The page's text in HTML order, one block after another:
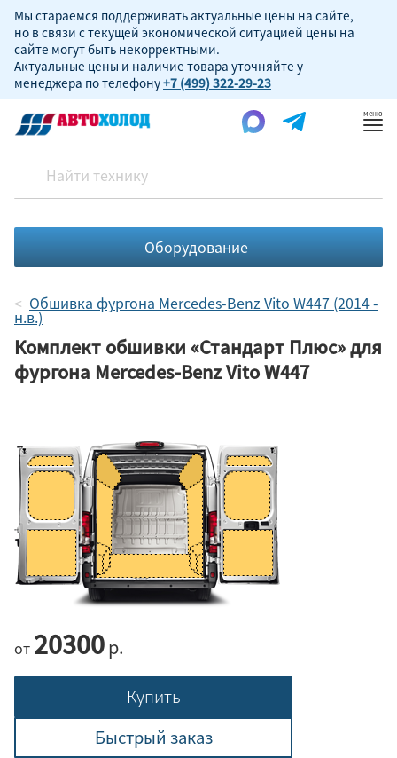
Мы стараемся поддерживать актуальные цены на сайте,
но в связи с текущей экономической ситуацией цены на
сайте могут быть некорректными.
Актуальные цены и наличие товара уточняйте у
менеджера по телефону+7 (499) 322-29-23
Оборудование
Обшивка фургона Mercedes-Benz Vito W447 (2014 -
н.в.)
Комплект обшивки «Стандарт Плюс» для
фургона Mercedes-Benz Vito W447
от 20300р.
Купить
Быстрый заказ